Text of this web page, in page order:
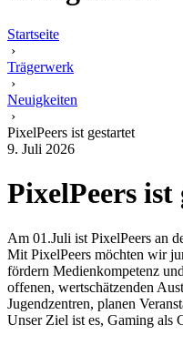
Startseite
›
Trägerwerk
›
Neuigkeiten
›
PixelPeers ist gestartet
9. Juli 2026
PixelPeers ist
Am 01.Juli ist PixelPeers an
Mit PixelPeers möchten wir
fördern Medienkompetenz
offenen, wertschätzenden
Jugendzentren, planen
Unser Ziel ist es, Gaming als